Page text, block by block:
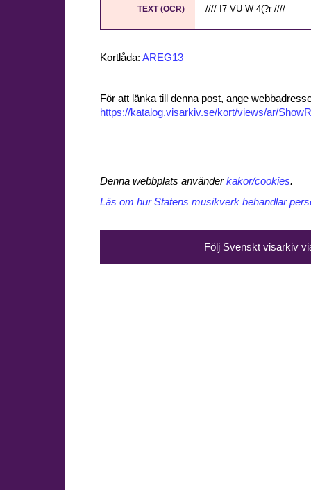
TEXT (OCR) //// I7 VU W 4(?r ////
Kortlåda: AREG13
För att länka till denna post, ange
https://katalog.visarkiv.se/kort/views/ar/
Denna webbplats använderkakor/cookies.
Läs om hur Statens musikverk behandlar
Följ Svenskt visarkiv